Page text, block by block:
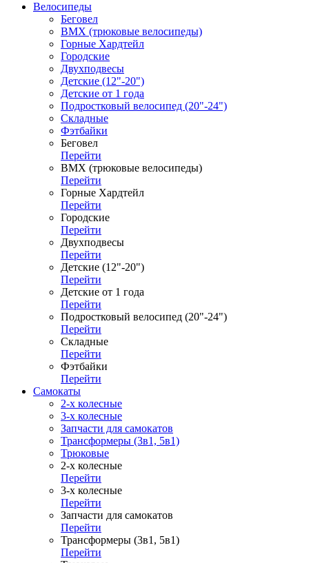
Велосипеды
Беговел
ВМХ (трюковые велосипеды)
Горные Хардтейл
Городские
Двухподвесы
Детские (12"-20")
Детские от 1 года
Подростковый велосипед (20"-24")
Складные
Фэтбайки
Беговел
Перейти
ВМХ (трюковые велосипеды)
Перейти
Горные Хардтейл
Перейти
Городские
Перейти
Двухподвесы
Перейти
Детские (12"-20")
Перейти
Детские от 1 года
Перейти
Подростковый велосипед (20"-24")
Перейти
Складные
Перейти
Фэтбайки
Перейти
Самокаты
2-х колесные
3-х колесные
Запчасти для самокатов
Трансформеры (3в1, 5в1)
Трюковые
2-х колесные
Перейти
3-х колесные
Перейти
Запчасти для самокатов
Перейти
Трансформеры (3в1, 5в1)
Перейти